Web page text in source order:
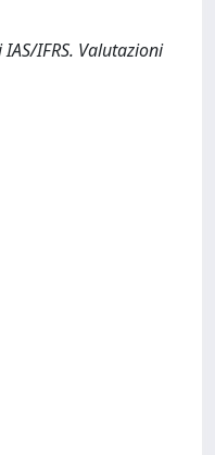
IFRS. Valutazioni